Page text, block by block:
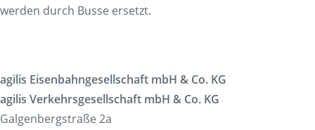
werden durch Busse ersetzt.
agilis Eisenbahngesellschaft mbH & Co. KG
agilis Verkehrsgesellschaft mbH & Co. KG
Galgenbergstraße 2a